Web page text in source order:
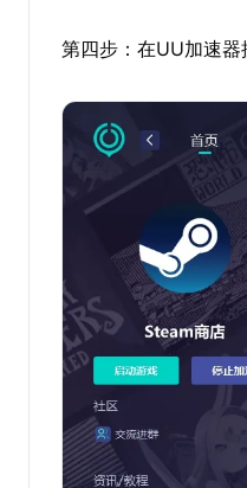
第四步：在UU加速器